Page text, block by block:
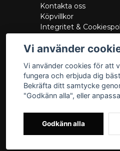
Kontakta oss
Köpvillkor
Integritet &
Service/Garanti
Lådritning
Om oss
Vi använder
Vi använder cookies för att
fungera och erbjuda dig
Bekräfta ditt samtycke
"Godkänn alla", eller
Godkänn alla